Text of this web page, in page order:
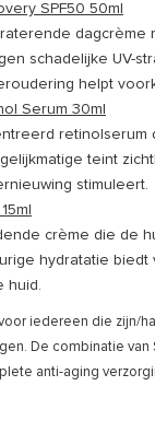
SPF50 50ml
dagcrème
schadelijke UV-
helpt
Serum 30ml
retinolserum
teint
stimuleert.
crème die de
hydratatie biedt
huid.
iedereen die zijn/
De combinatie van
anti-aging